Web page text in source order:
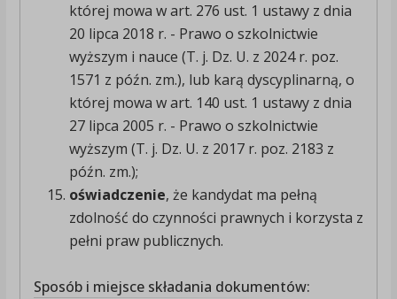
której mowa w art. 276 ust. 1 ustawy z dnia
20 lipca 2018 r. - Prawo o szkolnictwie
wyższym i nauce (T. j. Dz. U. z 2024 r. poz.
1571 z późn. zm.), lub karą dyscyplinarną, o
której mowa w art. 140 ust. 1 ustawy z dnia
27 lipca 2005 r. - Prawo o szkolnictwie
wyższym (T. j. Dz. U. z 2017 r. poz. 2183 z
późn. zm.);
oświadczenie, że kandydat ma pełną
zdolność do czynności prawnych i korzysta z
pełni praw publicznych.
Sposób i miejsce składania dokumentów: